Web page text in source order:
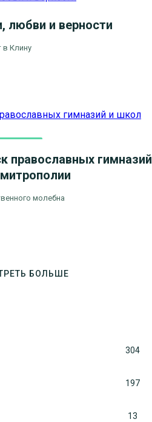
любви и верности
в Клину
православных гимназий
молебна
БОЛЬШЕ
304
197
13